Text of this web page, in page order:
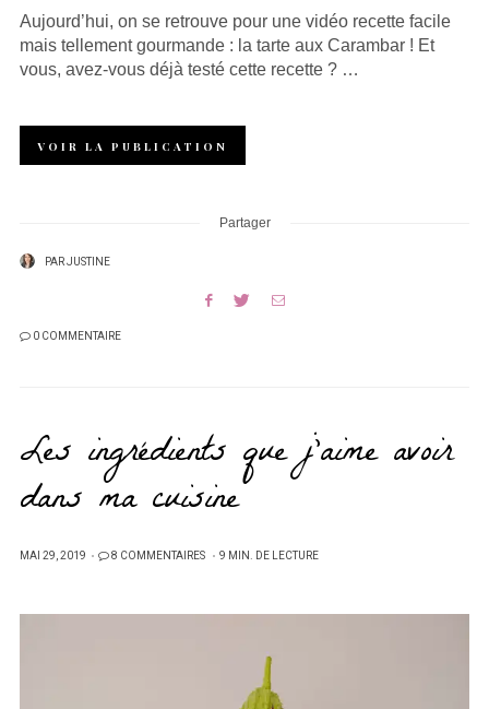
Aujourd’hui, on se retrouve pour une vidéo recette facile
mais tellement gourmande : la tarte aux Carambar ! Et
vous, avez-vous déjà testé cette recette ? …
VOIR LA PUBLICATION
Partager
PARJUSTINE
0 COMMENTAIRE
Les ingrédients que j’aime avoir
dans ma cuisine
PUBLIÉ
MAI 29, 2019 8 COMMENTAIRES 9 MIN. DE LECTURE